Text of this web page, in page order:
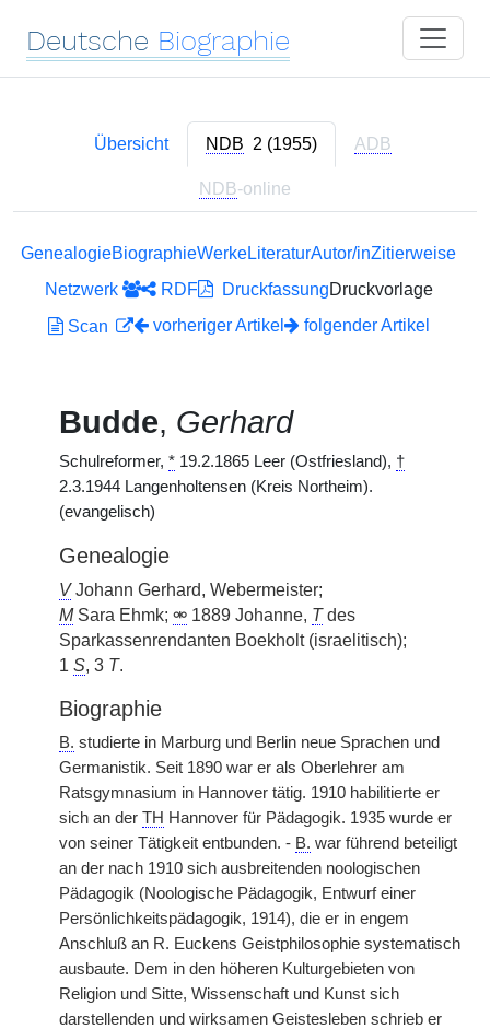
Deutsche Biographie
Übersicht NDB 2 (1955) ADB
NDB-online
GenealogieBiographieWerkeLiteraturAutor/inZitierweise
Netzwerk
RDF DruckfassungDruckvorlage
Scan
vorheriger Artikel folgender Artikel
Budde, Gerhard
Schulreformer, * 19.2.1865 Leer (Ostfriesland), †
2.3.1944 Langenholtensen (Kreis Northeim).
(evangelisch)
Genealogie
VJohann Gerhard, Webermeister;
MSara Ehmk; ⚮ 1889 Johanne, Tdes
Sparkassenrendanten Boekholt (israelitisch);
1 S, 3 T.
Biographie
B. studierte in Marburg und Berlin neue Sprachen und
Germanistik. Seit 1890 war er als Oberlehrer am
Ratsgymnasium in Hannover tätig. 1910 habilitierte er
sich an der TH Hannover für Pädagogik. 1935 wurde er
von seiner Tätigkeit entbunden. - B. war führend beteiligt
an der nach 1910 sich ausbreitenden noologischen
Pädagogik (Noologische Pädagogik, Entwurf einer
Persönlichkeitspädagogik, 1914), die er in engem
Anschluß an R. Euckens Geistphilosophie systematisch
ausbaute. Dem in den höheren Kulturgebieten von
Religion und Sitte, Wissenschaft und Kunst sich
darstellenden und wirksamen Geistesleben schrieb er